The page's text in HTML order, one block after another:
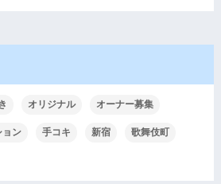
オリジナル オーナー募集
ョン 手コキ 新宿 歌舞伎町